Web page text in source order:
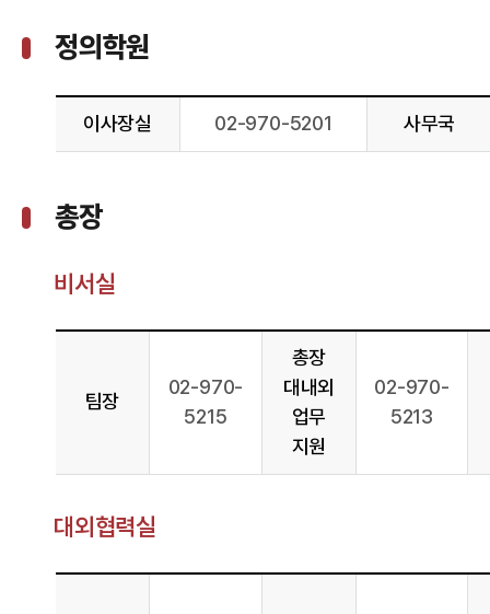
정의학원
이사장실 02-970-5201 사무국
총장
비서실
팀장
02-970-
5215
총장
대내외
업무
지원
02-970-
5213
대외협력실